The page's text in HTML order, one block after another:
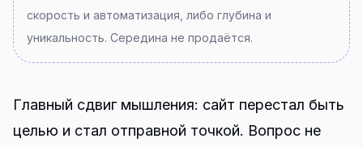
скорость и автоматизация, либо глубина и
уникальность. Середина не продаётся.
Главный сдвиг мышления: сайт перестал быть
целью и стал отправной точкой. Вопрос не